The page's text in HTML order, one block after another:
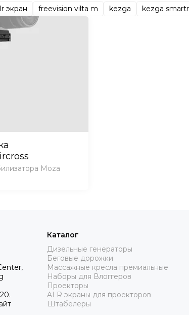
экран freevision vilta m kezga kezga
walkingpad r1 pro
смартфона
Moza
Каталог
Дизельные генераторы
Беговые дорожки
Массажные кресла премиальные
Наборы для Влоггеров
Проекторы
ALR экраны для проекторов
Штабелеры